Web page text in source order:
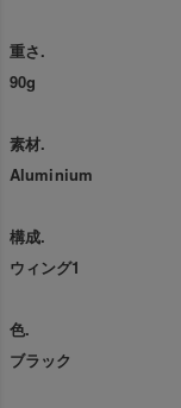
重さ.
90g
素材.
Aluminium
構成.
ウィング1
色.
ブラック